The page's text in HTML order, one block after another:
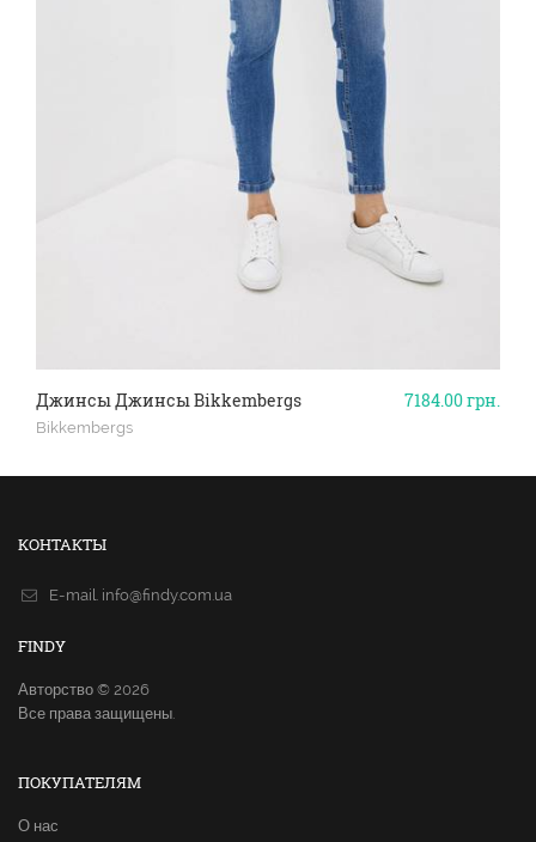
7184.00грн.
Джинсы Джинсы Bikkembergs
Bikkembergs
КОНТАКТЫ
E-mail. info@findy.com.ua
FINDY
Авторство © 2026
Все права защищены.
ПОКУПАТЕЛЯМ
О нас